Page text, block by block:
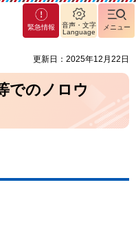
緊急情報
音声・文字
Language
メニュー
更新日：2025年12月22日
でのノロウ